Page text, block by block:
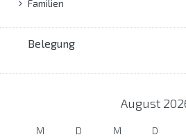
Familien
Belegung
August
M D M D